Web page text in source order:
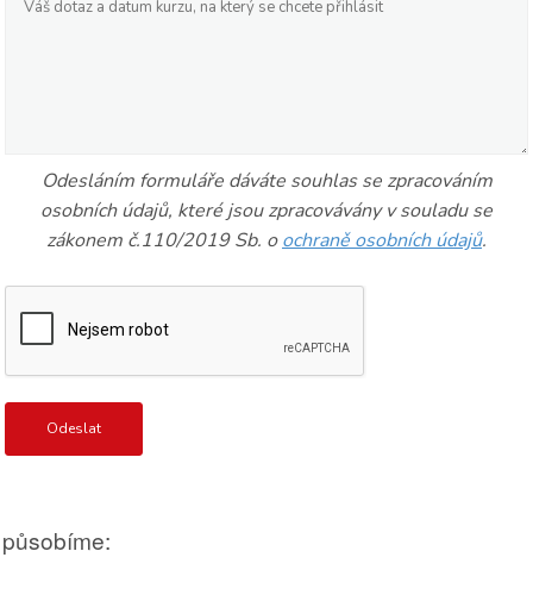
Odesláním formuláře dáváte souhlas se zpracováním
osobních údajů, které jsou zpracovávány v souladu se
zákonem č.110/2019 Sb. oochraně osobních údajů.